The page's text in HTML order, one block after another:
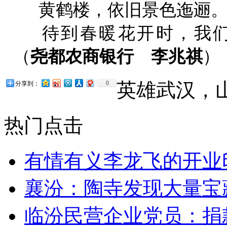
黄鹤楼，依旧景色迤逦。
待到春暖花开时，我
（尧都农商银行 李兆祺）
英雄武汉，
分享到： 0
热门点击
有情有义李龙飞的开业
襄汾：陶寺发现大量
临汾民营企业党员：